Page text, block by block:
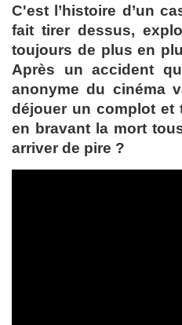
C'est l’histoire d’un
fait tirer dessus,
toujours de plus en
Après un accident
anonyme du cinéma
déjouer un complot et
en bravant la mort
arriver de pire ?